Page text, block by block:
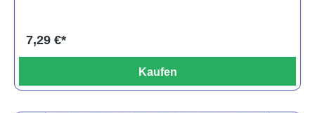
7,29 €*
Kaufen